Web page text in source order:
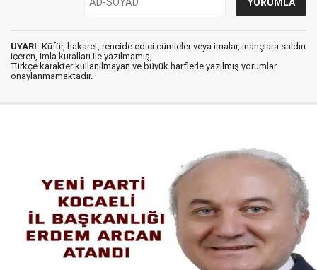
UYARI: Küfür, hakaret, rencide edici cümleler veya imalar, inançlara saldırı
içeren, imla kuralları ile yazılmamış,
Türkçe karakter kullanılmayan ve büyük harflerle yazılmış yorumlar
onaylanmamaktadır.